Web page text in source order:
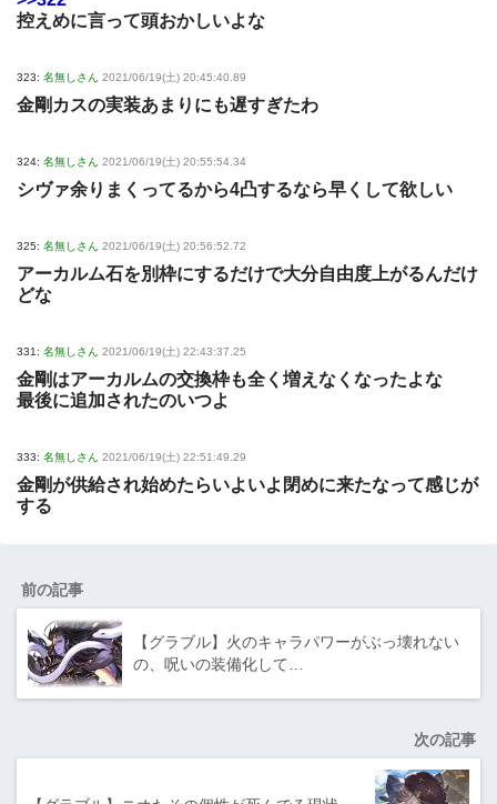
控えめに言って頭おかしいよな
323: 名無しさん 2021/06/19(土) 20:45:40.89
金剛カスの実装あまりにも遅すぎたわ
324: 名無しさん 2021/06/19(土) 20:55:54.34
シヴァ余りまくってるから4凸するなら早くして欲しい
325: 名無しさん 2021/06/19(土) 20:56:52.72
アーカルム石を別枠にするだけで大分自由度上がるんだけ
どな
331: 名無しさん 2021/06/19(土) 22:43:37.25
金剛はアーカルムの交換枠も全く増えなくなったよな
最後に追加されたのいつよ
333: 名無しさん 2021/06/19(土) 22:51:49.29
金剛が供給され始めたらいよいよ閉めに来たなって感じが
する
前の記事
【グラブル】火のキャラパワーがぶっ壊れない
の、呪いの装備化して…
次の記事